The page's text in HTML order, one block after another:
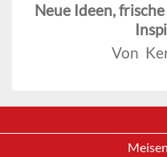
Neue Ideen,
Von